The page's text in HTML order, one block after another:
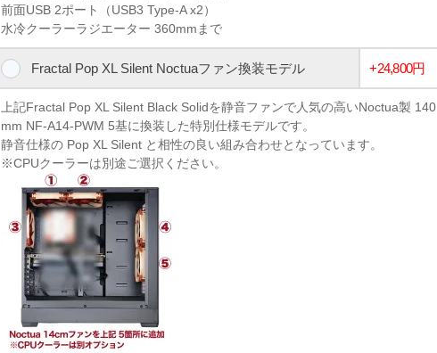
前面USB 2ポート（USB3 Type-A x2）
水冷クーラーラジエーター 360mmまで
Fractal Pop XL Silent Noctuaファン換装モデル +24,800円
上記Fractal Pop XL Silent Black Solidを静音ファンで人気の高いNoctua製 140
mm NF-A14-PWM 5基に換装した特別仕様モデルです。
静音仕様の Pop XL Silent と相性の良い組み合わせとなっています。
※CPUクーラーは別途ご選択ください。